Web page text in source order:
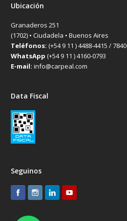
Ubicación
Granaderos 251
(1702) • Ciudadela • Buenos Aires
Teléfonos:(+54 9 11 ) 4488-4415 / 7840
WhatsApp(+54 9 11 ) 4160-0793
E-mail: info@carpeal.com
Data Fiscal
Seguinos